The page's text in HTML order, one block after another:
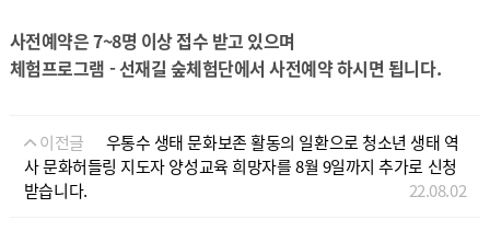
사전예약은 7~8명 이상 접수 받고 있으며
체험프로그램 - 선재길 숲체험단에서 사전예약 하시면 됩니다.
이전글
우통수 생태 문화보존 활동의 일환으로 청소년 생태 역
사 문화허들링 지도자 양성교육 희망자를 8월 9일까지 추가로 신청
받습니다.
22.08.02